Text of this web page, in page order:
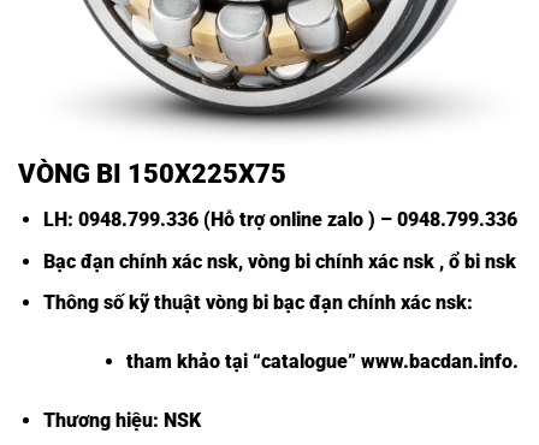
VÒNG BI 150X225X75
LH: 0948.799.336 (Hỗ trợ online zalo ) – 0948.799.336
Bạc đạn chính xác nsk, vòng bi chính xác nsk, ổ bi nsk
Thông số kỹ thuật vòng bi bạc đạn chính xác nsk:
tham khảo tại “catalogue” www.bacdan.info.
Thương hiệu: NSK